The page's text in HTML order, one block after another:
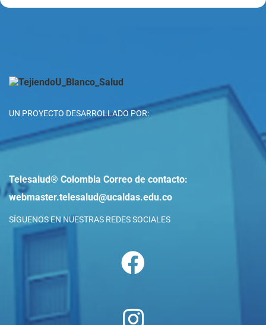
UN PROYECTO DESARROLLADO POR:
Telesalud® Colombia Correo de contacto:
webmaster.telesalud@ucaldas.edu.co
SÍGUENOS EN NUESTRAS REDES SOCIALES